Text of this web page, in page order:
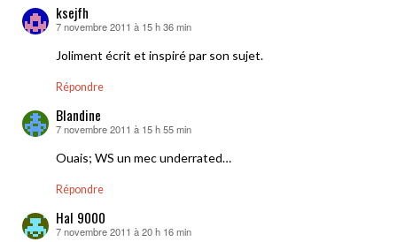
ksejfh
dit :
7 novembre 2011 à 15 h 36 min
Joliment écrit et inspiré par son sujet.
Répondre
Blandine
dit :
7 novembre 2011 à 15 h 55 min
Ouais; WS un mec underrated…
Répondre
Hal 9000
dit :
7 novembre 2011 à 20 h 16 min